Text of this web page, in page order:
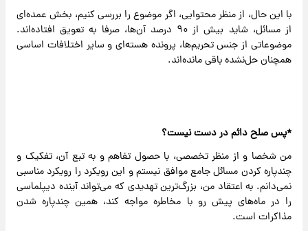
با این حال، از منظر محتوایی، اگر موضوع را بررسی کنیم، بخش عمده‌ای
از مسائل، شاید بیش از ۹۰ درصد آن‌ها، صرفا به تعویق افتاده‌اند.
موضوعاتی از جنس تحریم‌ها، پرونده هسته‌ای و سایر اختلافات اساسی
همچنان حل‌نشده باقی مانده‌اند.
*پس صلح دائم در دست نیست؟
من شخصا و از منظر تخصصی، با حصول تفاهم و به تبع آن، تفکیک و
چندپاره کردن مسائل جامع موافق نیستم و این رویکرد را رویکرد مناسبی
نمی‌دانم. به اعتقاد من، بزرگ‌ترین تهدیدی که می‌تواند آینده دیپلماسی
را در ماه‌های پیش رو با مخاطره مواجه کند، همین چندپاره شدن
مذاکرات است.